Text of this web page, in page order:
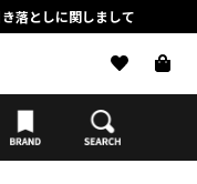
落としに関しまして
募に関する注意事項
に関しまして